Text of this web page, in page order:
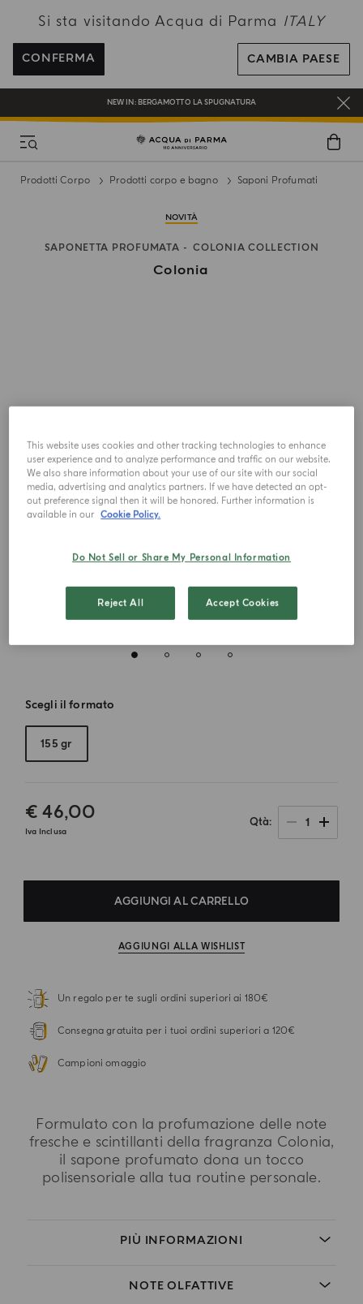
Si sta visitando Acqua di Parma ITALY
CONFERMA CAMBIA PAESE
SPEDIZIONI GRATUITE PER ORDINI SUPERIORI A 120€
REGISTRATI E RICEVI UN REGALO SPECIALE CON IL TUO PRIMO ACQUISTO
UN REGALO PER TE SUGLI ORDINI SUPERIORI AI 180€
NEW IN: BERGAMOTTO LA SPUGNATURA
Prodotti Corpo Prodotti corpo e bagno Saponi Profumati
NOVITÀ
SAPONETTA PROFUMATA COLONIA COLLECTION
Colonia
Scegli il formato
155 gr
€ 46,00
Iva Inclusa
Qtà 1
AGGIUNGI AL CARRELLO
AGGIUNGI ALLA WISHLIST
Un regalo per te sugli ordini superiori ai 180€
Consegna gratuita per i tuoi ordini superiori a 120€
Campioni omaggio
Formulato con la profumazione delle note
fresche e scintillanti della fragranza Colonia,
il sapone profumato dona un tocco
polisensoriale alla tua routine personale.
PIÙ INFORMAZIONI
NOTE OLFATTIVE
This website uses cookies and other tracking technologies to enhance
user experience and to analyze performance and traffic on our website.
We also share information about your use of our site with our social
media, advertising and analytics partners. If we have detected an opt-
out preference signal then it will be honored. Further information is
available in our Cookie Policy.
Do Not Sell or Share My Personal Information
Reject All Accept Cookies